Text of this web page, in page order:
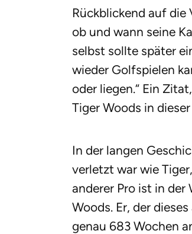
Rückblickend auf die
ob und wann seine
selbst sollte später
wieder Golfspielen
oder liegen.“ Ein
Tiger Woods in
In der langen
verletzt war wie
anderer Pro ist in
Woods. Er, der
genau 683 Wochen